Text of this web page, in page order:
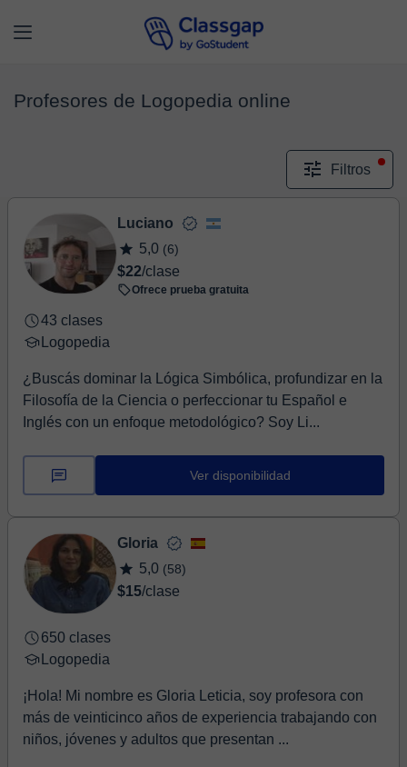
Profesores de Logopedia online
Filtros
Luciano
5,0 (6)
$22/clase
Ofrece prueba gratuita
43 clases
Logopedia
¿Buscás dominar la Lógica Simbólica, profundizar en la
Filosofía de la Ciencia o perfeccionar tu Español e
Inglés con un enfoque metodológico? ​Soy Li...
Ver disponibilidad
Gloria
5,0 (58)
$15/clase
650 clases
Logopedia
¡Hola! Mi nombre es Gloria Leticia, soy profesora con
más de veinticinco años de experiencia trabajando con
niños, jóvenes y adultos que presentan ...